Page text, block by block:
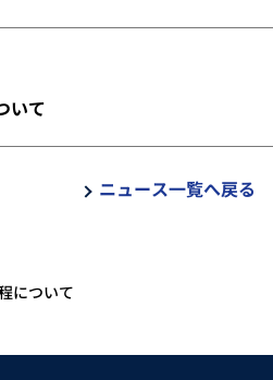
いて
ニュース一覧へ戻る
について